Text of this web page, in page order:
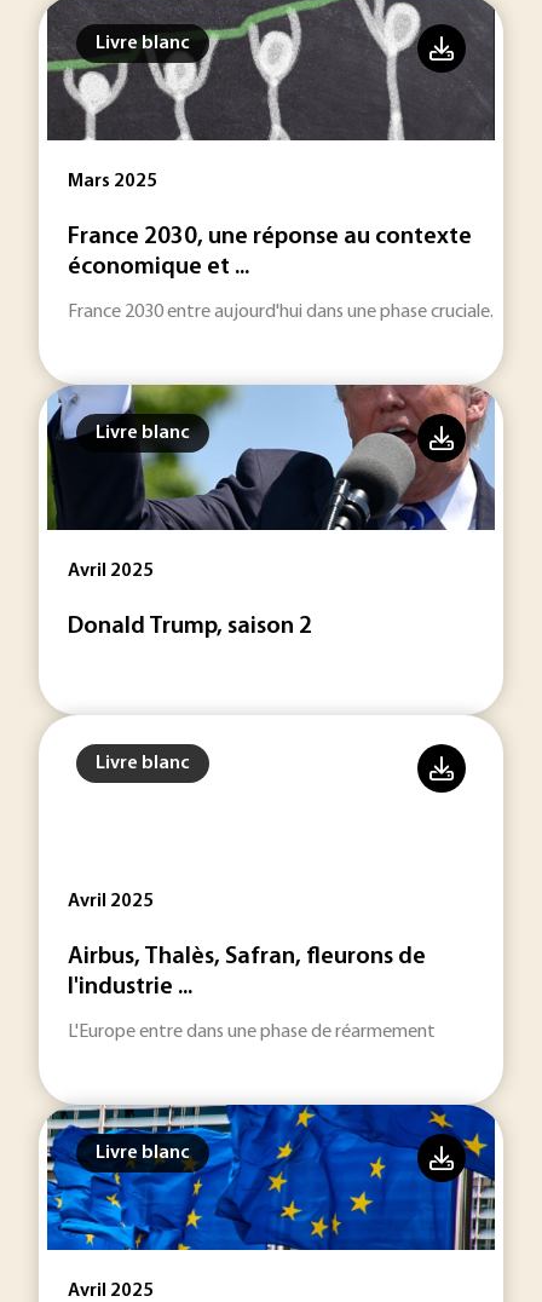
Livre blanc
Mars 2025
France 2030, une réponse au contexte
économique et ...
France 2030 entre aujourd'hui dans une phase cruciale.
Livre blanc
Avril 2025
Donald Trump, saison 2
Livre blanc
Avril 2025
Airbus, Thalès, Safran, fleurons de
l'industrie ...
L'Europe entre dans une phase de réarmement
Livre blanc
Avril 2025